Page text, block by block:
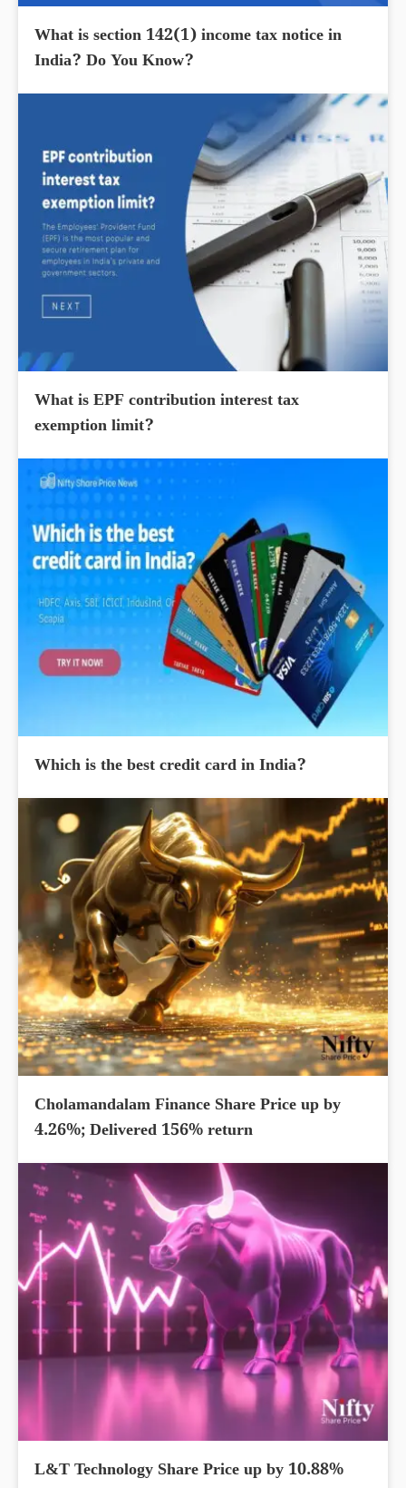
What is section 142(1) income tax notice in
India? Do You Know?
What is EPF contribution interest tax
exemption limit?
Which is the best credit card in India?
Cholamandalam Finance Share Price up by
4.26%; Delivered 156% return
L&T Technology Share Price up by 10.88%